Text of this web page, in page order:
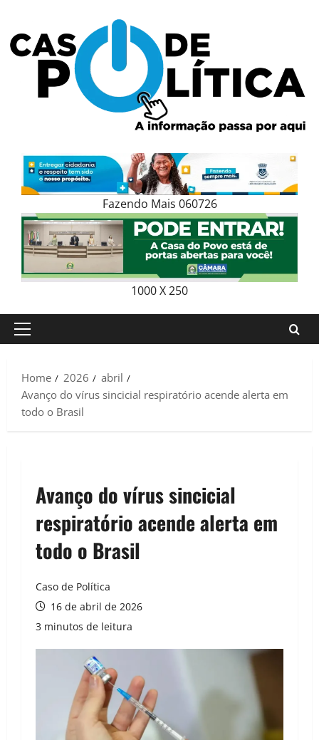
content
Fazendo Mais 060726
1000 X 250
Primary
Home
2026
abril
Avanço do vírus sincicial respiratório acende alerta em
todo o Brasil
Avanço do vírus sincicial
respiratório acende alerta em
todo o Brasil
Caso de Política
16 de abril de 2026
3 minutos de leitura